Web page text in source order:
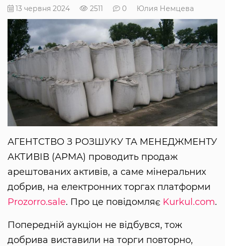
13 червня 2024 2511 0 Юлия Немцева
АГЕНТСТВО З РОЗШУКУ ТА МЕНЕДЖМЕНТУ
АКТИВІВ (АРМА) проводить продаж
арештованих активів, а саме мінеральних
добрив, на електронних торгах платформи
Prozorro.sale. Про це повідомляє Kurkul.com.
Попередній аукціон не відбувся, тож
добрива виставили на торги повторно,